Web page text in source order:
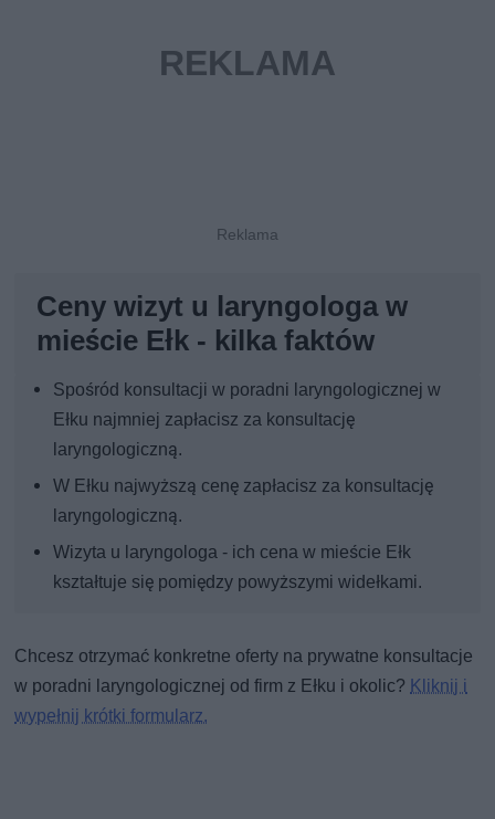
Ceny wizyt u laryngologa w
mieście Ełk - kilka faktów
Spośród konsultacji w poradni laryngologicznej w
Ełku najmniej zapłacisz za konsultację
laryngologiczną.
W Ełku najwyższą cenę zapłacisz za konsultację
laryngologiczną.
Wizyta u laryngologa - ich cena w mieście Ełk
kształtuje się pomiędzy powyższymi widełkami.
Chcesz otrzymać konkretne oferty na prywatne konsultacje
w poradni laryngologicznej od firm z Ełku i okolic? Kliknij i
wypełnij krótki formularz.